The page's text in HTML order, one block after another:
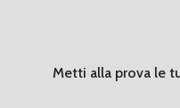
Metti alla prova le